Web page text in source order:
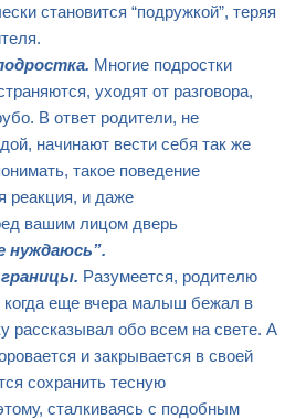
становится “подружкой”, теряя
Многие подростки
уходят от разговора,
В ответ родители, не
начинают вести себя так же
такое поведение
реакция, и даже
вашим лицом дверь
нуждаюсь”.
Разумеется, родителю
когда еще вчера малыш бежал в
рассказывал обо всем на свете. А
и закрывается в своей
сохранить тесную
сталкиваясь с подобным